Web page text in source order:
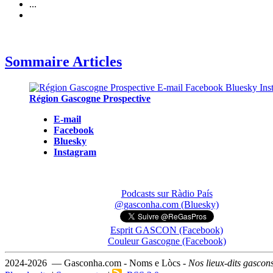
...
Sommaire Articles
Région Gascogne Prospective
E-mail
Facebook
Bluesky
Instagram
Podcasts sur Ràdio País
@gasconha.com (Bluesky)
Esprit GASCON (Facebook)
Couleur Gascogne (Facebook)
2024-2026 — Gasconha.com - Noms e Lòcs - Nos lieux-dits